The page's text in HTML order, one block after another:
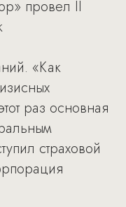
провел II
«Как
раз основная
страховой